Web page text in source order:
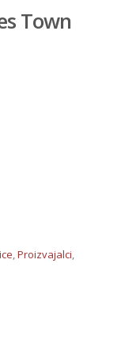
Town
,Proizvajalci,